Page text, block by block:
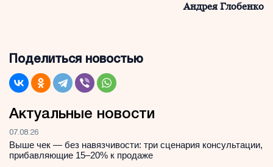
Андрея Глобенко
Поделиться новостью
Актуальные новости
07.08.26
Выше чек — без навязчивости: три сценария консультации,
прибавляющие 15–20% к продаже